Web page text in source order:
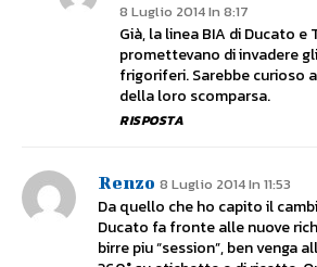
8 Luglio 2014 In 8:17
Già, la linea BIA di Ducato e
promettevano di invadere
frigoriferi. Sarebbe curioso
della loro scomparsa.
RISPOSTA
Renzo 8 Luglio 2014 In 11:53
Da quello che ho capito il
Ducato fa fronte alle nuove
birre piu “session”, ben venga